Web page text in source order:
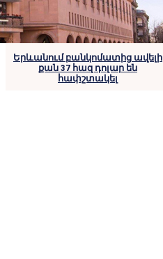
Երևանում բանկոմատից ավելի
քան 37 հազ դոլար են
հափշտակել